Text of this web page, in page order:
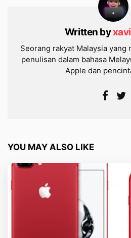
Written by
Seorang rakyat Malaysia yang
penulisan dalam bahasa
Apple dan
YOU MAY ALSO LIKE